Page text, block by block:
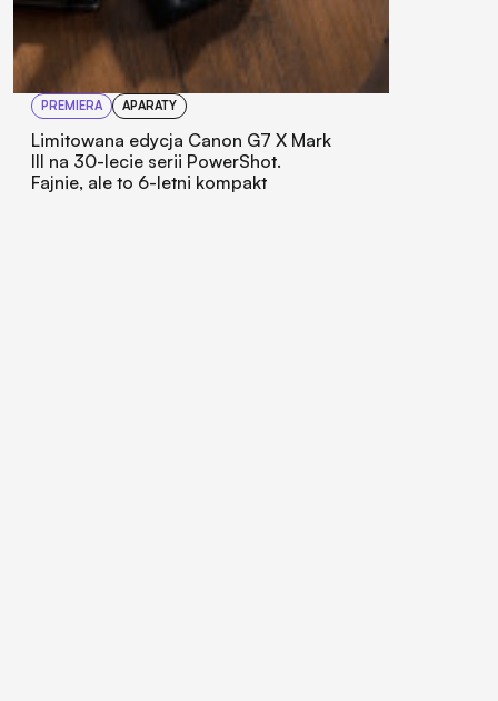
PREMIERA APARATY
Limitowana edycja Canon G7 X Mark
III na 30-lecie serii PowerShot.
Fajnie, ale to 6-letni kompakt